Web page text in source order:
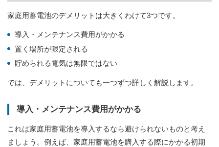
家庭用蓄電池のデメリットは大きくわけて3つです。
導入・メンテナンス費用がかかる
置く場所が限定される
貯められる電気は無限ではない
では、デメリットについても一つずつ詳しく解説します。
導入・メンテナンス費用がかかる
これは家庭用蓄電池を導入するなら避けられないものと考え
ましょう。例えば、家庭用蓄電池を購入する際にかかる初期